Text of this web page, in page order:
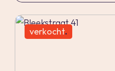
verkocht.